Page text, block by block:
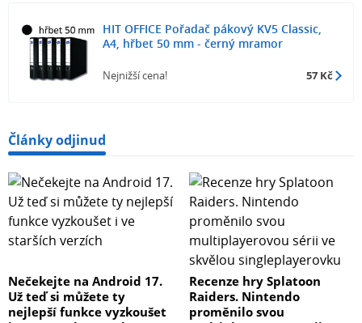
HIT OFFICE Pořadač pákový KV5 Classic,
A4, hřbet 50 mm - černý mramor
Nejnižší cena! 57 Kč
Články odjinud
Nečekejte na Android 17.
Už teď si můžete ty
nejlepší funkce vyzkoušet
Recenze hry Splatoon
Raiders. Nintendo
proměnilo svou